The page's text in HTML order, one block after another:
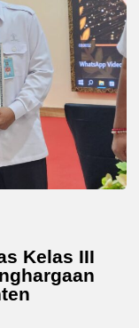
Kelas III